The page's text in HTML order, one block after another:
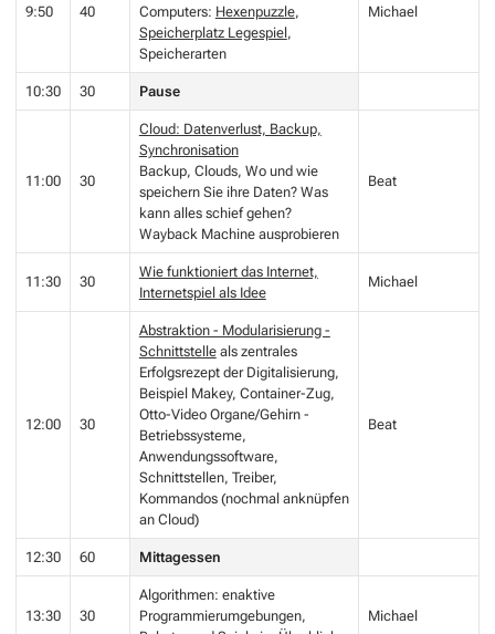
9:50 40
Computers: Hexenpuzzle,
Speicherplatz Legespiel,
Speicherarten
Michael
10:30 30 Pause
11:00 30
Cloud: Datenverlust, Backup,
Synchronisation
Backup, Clouds, Wo und wie
speichern Sie ihre Daten? Was
kann alles schief gehen?
Wayback Machine ausprobieren
Beat
11:30 30
Wie funktioniert das Internet,
Internetspiel als Idee
Michael
12:00 30
Abstraktion - Modularisierung -
Schnittstelleals zentrales
Erfolgsrezept der Digitalisierung,
Beispiel Makey, Container-Zug,
Otto-Video Organe/Gehirn -
Betriebssysteme,
Anwendungssoftware,
Schnittstellen, Treiber,
Kommandos (nochmal anknüpfen
an Cloud)
Beat
12:30 60 Mittagessen
13:30 30
Algorithmen: enaktive
Programmierumgebungen,
Michael